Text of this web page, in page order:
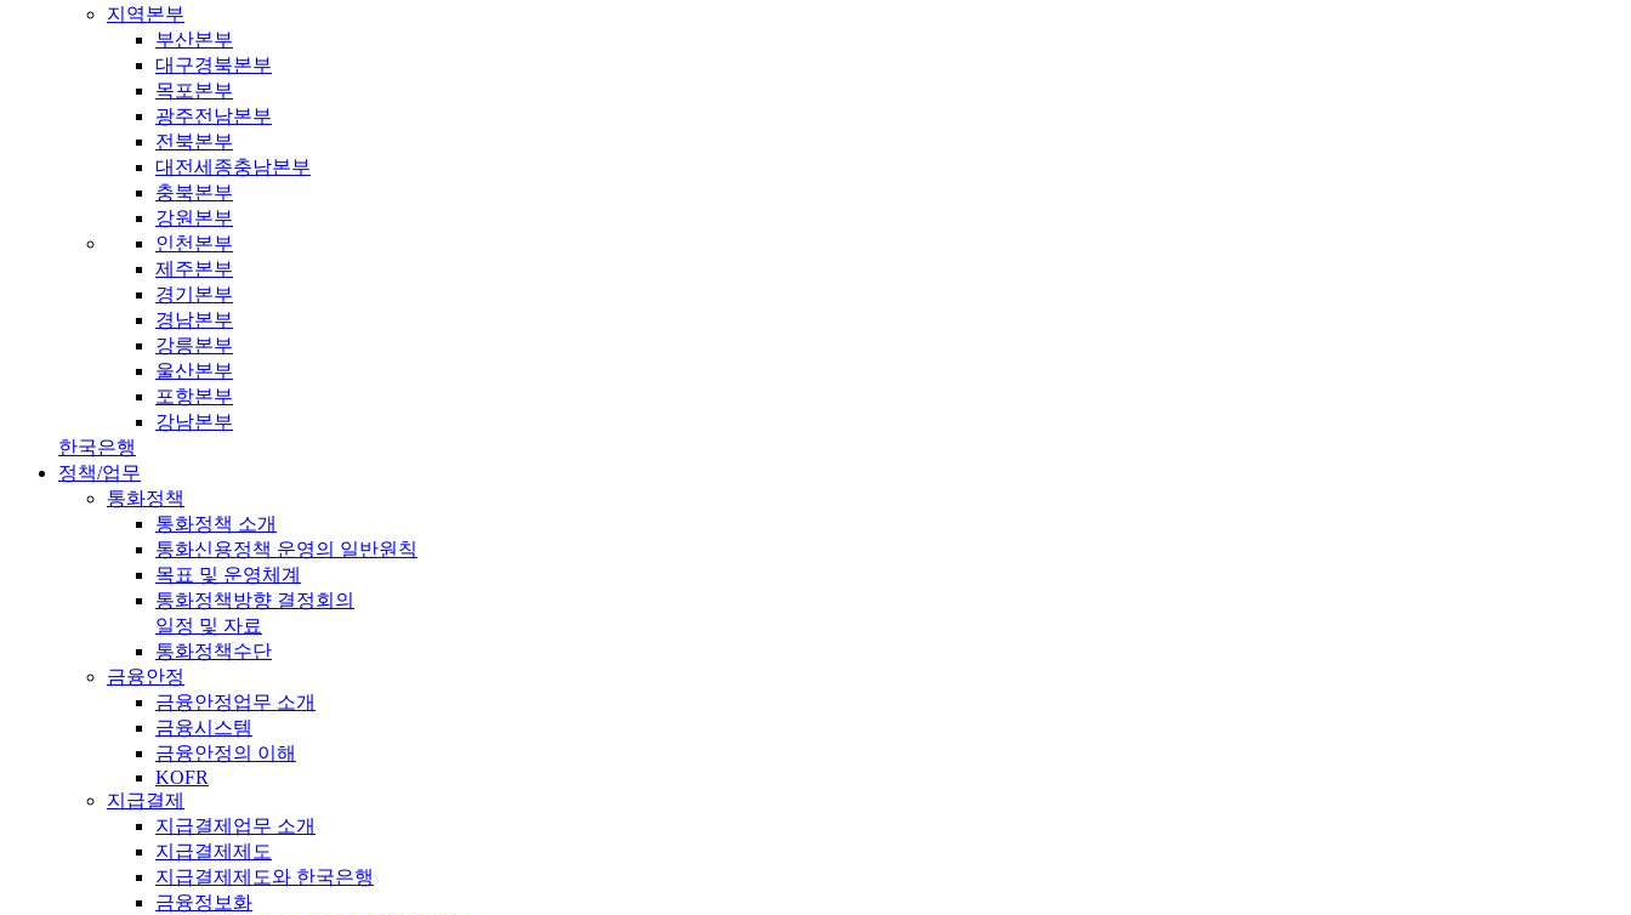
지역본부
부산본부
대구경북본부
목포본부
광주전남본부
전북본부
대전세종충남본부
충북본부
강원본부
인천본부
제주본부
경기본부
경남본부
강릉본부
울산본부
포항본부
강남본부
한국은행
정책/업무
통화정책
통화정책 소개
통화신용정책 운영의 일반원칙
목표 및 운영체계
통화정책방향 결정회의
일정 및 자료
통화정책수단
금융안정
금융안정업무 소개
금융시스템
금융안정의 이해
KOFR
지급결제
지급결제업무 소개
지급결제제도
지급결제제도와 한국은행
금융정보화